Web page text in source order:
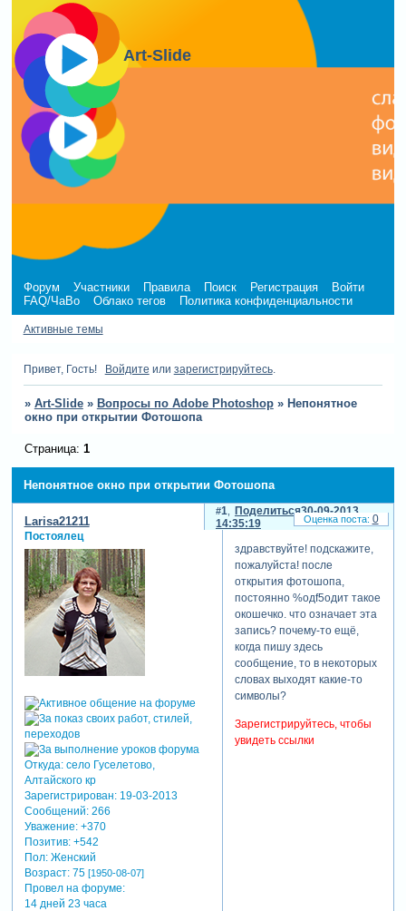
Art-Slide
Форум Участники Правила Поиск Регистрация
Войти
FAQ/ЧаВо
Облако тегов Политика конфиденциальности
Активные темы
Привет, Гость! Войдите или зарегистрируйтесь.
» Art-Slide » Вопросы по Adobe Photoshop » Непонятное
окно при открытии Фотошопа
Непонятное окно при открытии Фотошопа
Страница: 1
Поделиться
1
30-09-2013
14:35:19
Larisa21211
Постоялец
Откуда:село Гуселетово,
Алтайского кр
Зарегистрирован: 19-03-2013
Сообщений:266
Уважение: +370
Позитив: +542
Пол:Женский
Возраст:75 [1950-08-07]
Провел на форуме:
14 дней 23 часа
здравствуйте! подскажите,
пожалуйста! после
открытия фотошопа,
постоянно %одf5одит такое
окошечко. что означает эта
запись? почему-то ещё,
когда пишу здесь
сообщение, то в некоторых
словах выходят какие-то
символы?
Зарегистрируйтесь, чтобы
увидеть ссылки
0